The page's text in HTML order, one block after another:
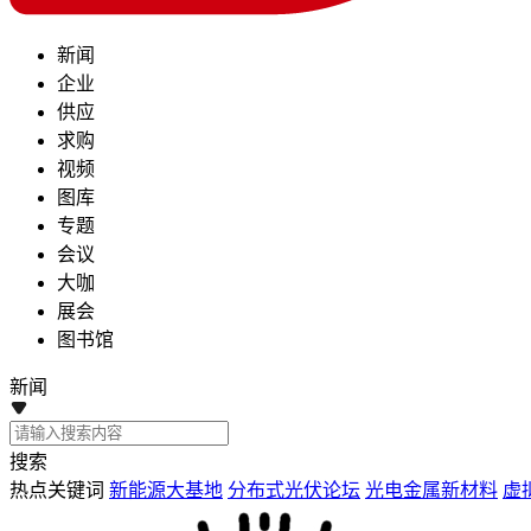
新闻
企业
供应
求购
视频
图库
专题
会议
大咖
展会
图书馆
新闻
搜索
热点关键词 新能源大基地 分布式光伏论坛 光电金属新材料 虚